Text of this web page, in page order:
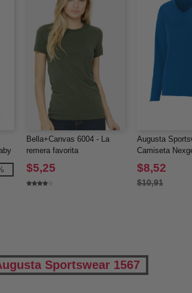
Bella+Canvas 6004 - La
remera favorita
$5,25
Augusta
Camiseta
Performance
larga y cuello
mujer
$8,52
$10,91
Sportswear 1567